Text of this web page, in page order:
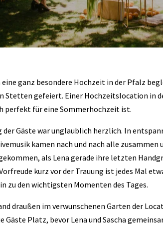
eine ganz besondere Hochzeit in der Pfalz
Stetten gefeiert. Einer Hochzeitslocation in
perfekt für eine Sommerhochzeit ist.
der Gäste war unglaublich herzlich. In
kamen nach und nach alle
als Lena gerade ihre letzten
kurz vor der Trauung ist jedes Mal
zu den wichtigsten Momenten des Tages.
draußen im verwunschenen Garten der
Gäste Platz, bevor Lena und Sascha